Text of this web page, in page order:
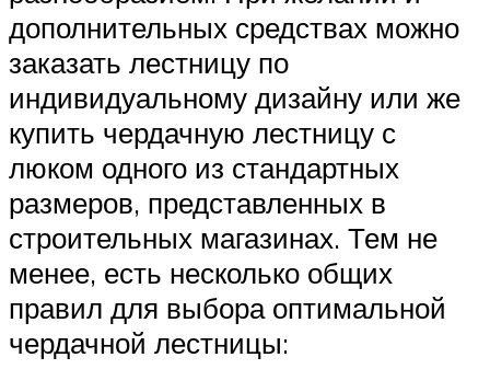
дополнительных средствах можно
заказать лестницу по
индивидуальному дизайну или же
купить чердачную лестницу с
люком одного из стандартных
размеров, представленных в
строительных магазинах. Тем не
менее, есть несколько общих
правил для выбора оптимальной
чердачной лестницы: